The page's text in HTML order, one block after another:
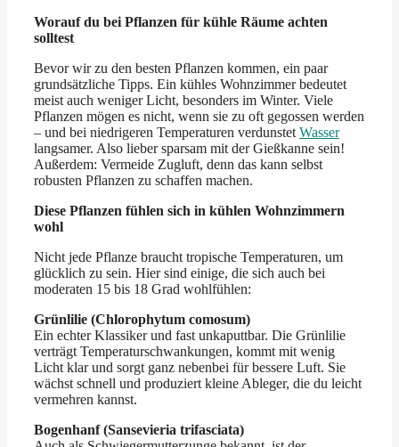
Worauf du bei Pflanzen für kühle Räume achten
solltest
Bevor wir zu den besten Pflanzen kommen, ein paar
grundsätzliche Tipps. Ein kühles Wohnzimmer bedeutet
meist auch weniger Licht, besonders im Winter. Viele
Pflanzen mögen es nicht, wenn sie zu oft gegossen werden
– und bei niedrigeren Temperaturen verdunstet Wasser
langsamer. Also lieber sparsam mit der Gießkanne sein!
Außerdem: Vermeide Zugluft, denn das kann selbst
robusten Pflanzen zu schaffen machen.
Diese Pflanzen fühlen sich in kühlen Wohnzimmern
wohl
Nicht jede Pflanze braucht tropische Temperaturen, um
glücklich zu sein. Hier sind einige, die sich auch bei
moderaten 15 bis 18 Grad wohlfühlen:
Grünlilie (Chlorophytum comosum)
Ein echter Klassiker und fast unkaputtbar. Die Grünlilie
verträgt Temperaturschwankungen, kommt mit wenig
Licht klar und sorgt ganz nebenbei für bessere Luft. Sie
wächst schnell und produziert kleine Ableger, die du leicht
vermehren kannst.
Bogenhanf (Sansevieria trifasciata)